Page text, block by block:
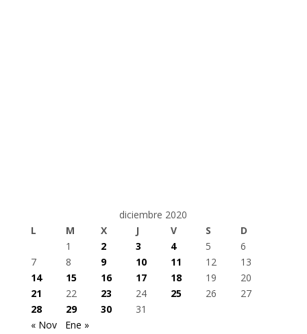
diciembre 2020
L
M X J V S
D
1
2 3 4 5
6
7
8 9 10 11 12
13
14
15 16 17 18 19
20
21
22 23 24 25 26
27
28
29 30
31
« Nov
Ene »